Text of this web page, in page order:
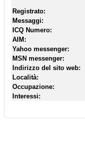
Registrato:
Messaggi:
ICQ Numero:
AIM:
Yahoo messenger:
MSN messenger:
Indirizzo del sito web:
Località:
Occupazione:
Interessi: